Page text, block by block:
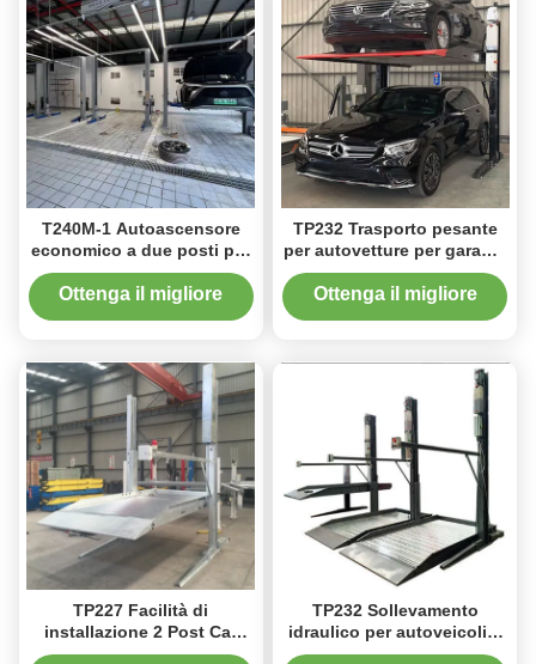
T240M-1 Autoascensore
economico a due posti per
piccole officine
Ottenga il migliore
TP232 Trasporto pesante
per autovetture per garage,
officine e parcheggi
commerciali
Ottenga il migliore
TP227 Facilità di
installazione 2 Post Car
Lift 2700kg Capacità per
TP232 Sollevamento
idraulico per autoveicoli a
2 posti per un